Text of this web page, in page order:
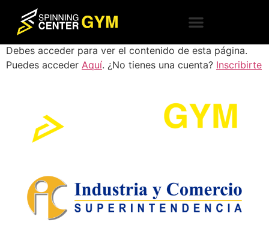
Escritorio
Debes acceder para ver el contenido de esta página.
Puedes acceder Aquí. ¿No tienes una cuenta? Inscribirte